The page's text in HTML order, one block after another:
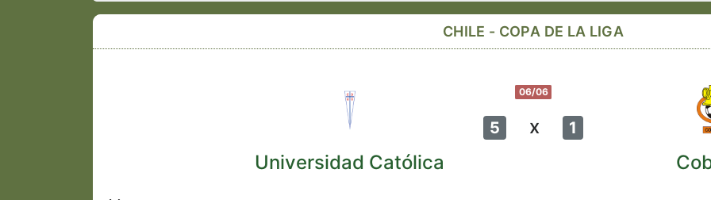
CHILE - COPA DE LA LIGA
06/06
5 x 1
Universidad Católica